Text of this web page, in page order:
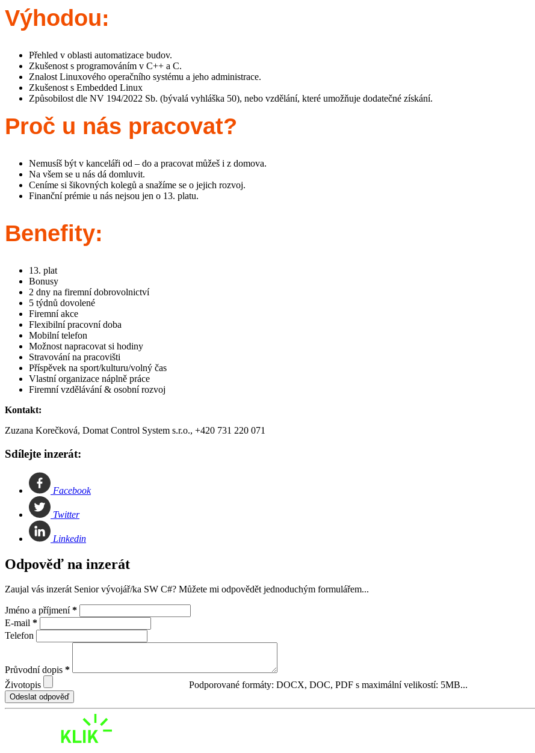
Výhodou:
Přehled v oblasti automatizace budov.
Zkušenost s programováním v C++ a C.
Znalost Linuxového operačního systému a jeho administrace.
Zkušenost s Embedded Linux
Způsobilost dle NV 194/2022 Sb. (bývalá vyhláška 50), nebo vzdělání, které umožňuje dodatečné získání.
Proč u nás pracovat?
Nemusíš být v kanceláři od – do a pracovat můžeš i z domova.
Na všem se u nás dá domluvit.
Ceníme si šikovných kolegů a snažíme se o jejich rozvoj.
Finanční prémie u nás nejsou jen o 13. platu.
Benefity:
13. plat
Bonusy
2 dny na firemní dobrovolnictví
5 týdnů dovolené
Firemní akce
Flexibilní pracovní doba
Mobilní telefon
Možnost napracovat si hodiny
Stravování na pracovišti
Příspěvek na sport/kulturu/volný čas
Vlastní organizace náplně práce
Firemní vzdělávání & osobní rozvoj
Kontakt:
Zuzana Korečková, Domat Control System s.r.o., +420 731 220 071
Sdílejte inzerát:
Facebook
Twitter
Linkedin
Odpověď na inzerát
Zaujal vás inzerát Senior vývojář/ka SW C#? Můžete mi odpovědět jednoduchým formulářem...
Jméno a příjmení *
E-mail *
Telefon
Průvodní dopis *
Životopis
Podporované formáty: DOCX, DOC, PDF s maximální velikostí: 5MB...
Odeslat odpověď